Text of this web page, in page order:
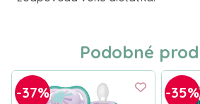
Podobné
-37% -35%